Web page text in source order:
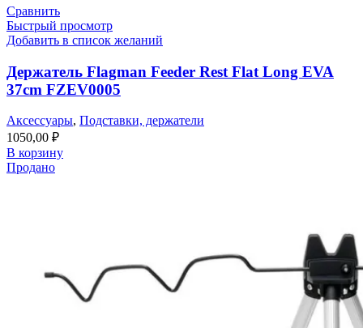
Сравнить
Быстрый просмотр
Добавить в список желаний
Держатель Flagman Feeder Rest Flat Long EVA
37cm FZEV0005
Аксессуары, Подставки, держатели
1050,00 ₽
В корзину
Продано